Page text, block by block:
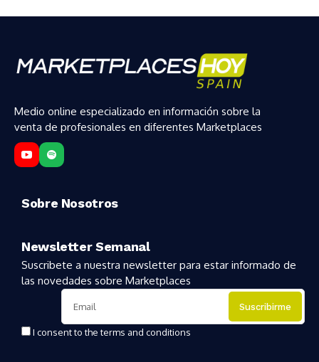
Medio online especializado en información sobre la
venta de profesionales en diferentes Marketplaces
Sobre Nosotros
Newsletter Semanal
Suscribete a nuestra newsletter para estar informado de
las novedades sobre Marketplaces
I consent to the terms and conditions